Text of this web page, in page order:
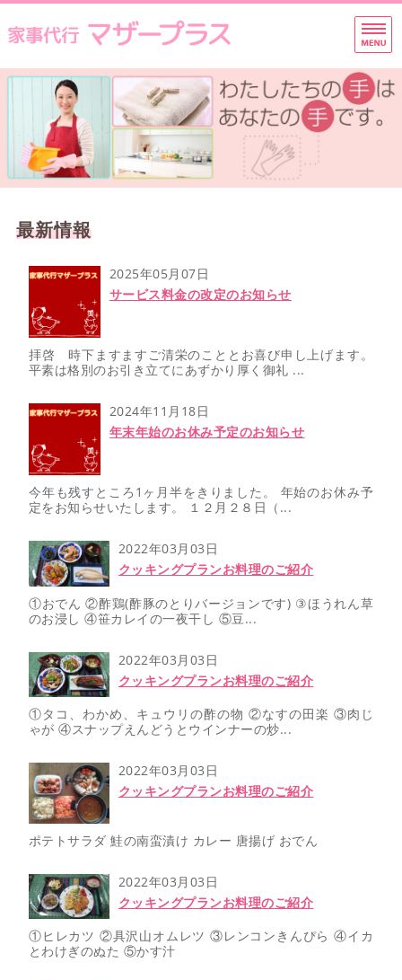
家事代行 マザープラス
お
ホーム
プラン・料金一覧
サービスの流れ
会社概要
お問い合わせ
最新情報
2025年05月07日
サービス料金の改定のお知らせ
拝啓 時下ますますご清栄のこととお喜び申し上げます。
平素は格別のお引き立てにあずかり厚く御礼 ...
2024年11月18日
年末年始のお休み予定のお知らせ
今年も残すところ1ヶ月半をきりました。 年始のお休み予
定をお知らせいたします。 １２月２８日（...
2022年03月03日
クッキングプランお料理のご紹介
①おでん ②酢鶏(酢豚のとりバージョンです) ③ほうれん草
のお浸し ④笹カレイの一夜干し ⑤豆...
2022年03月03日
クッキングプランお料理のご紹介
①タコ、わかめ、キュウリの酢の物 ②なすの田楽 ③肉じ
ゃが ④スナップえんどうとウインナーの炒...
2022年03月03日
クッキングプランお料理のご紹介
ポテトサラダ 鮭の南蛮漬け カレー 唐揚げ おでん
2022年03月03日
クッキングプランお料理のご紹介
①ヒレカツ ②具沢山オムレツ ③レンコンきんぴら ④イカ
とわけぎのぬた ⑤かす汁